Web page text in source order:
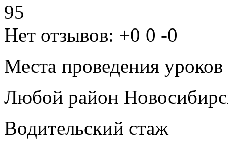
95
Нет отзывов: +0 0 -0
Места проведения уроков
Любой район
Водительский стаж